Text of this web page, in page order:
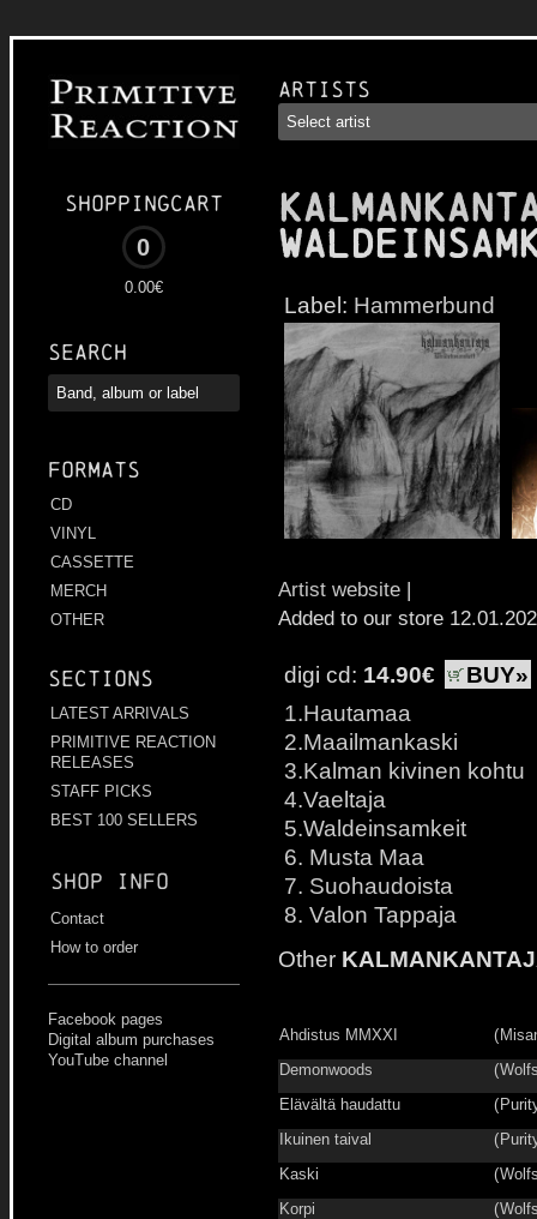
Shoppingcart
0
0.00€
Search
Formats
CD
VINYL
CASSETTE
MERCH
OTHER
Sections
LATEST ARRIVALS
PRIMITIVE REACTION
RELEASES
STAFF PICKS
BEST 100 SELLERS
Shop info
Contact
How to order
Facebook pages
Digital album purchases
YouTube channel
Artists
Label: Hammerbund
Artist website |
Added to our store
digi cd: 14.90€
BUY»
1.Hautamaa
2.Maailmankaski
3.Kalman kivinen kohtu
4.Vaeltaja
5.Waldeinsamkeit
6. Musta Maa
7. Suohaudoista
8. Valon Tappaja
Other
Ahdistus MMXXI (
Demonwoods
(
Elävältä haudattu
(
Ikuinen taival
(
Kaski
(
Korpi
(